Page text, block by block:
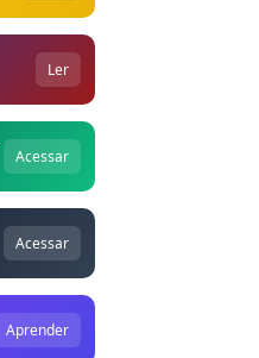
Ler
Acessar
Acessar
Aprender